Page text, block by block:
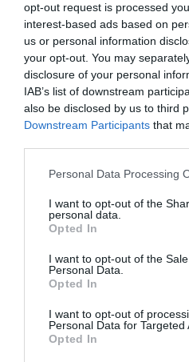
opt-out request is processed
interest-based ads based on
us or personal information
your opt-out. You may
disclosure of your personal
IAB’s list of downstream
also be disclosed by us to third
Downstream Participants that
Please note that this website/
not limited to your visit or usage
grant or deny consent to
use your data for below
consent section.
Personal Data Processing
I want to opt-out of the
personal data.
Opted In
I want to opt-out of the
Personal Data.
Opted In
I want to opt-out of
Personal Data for Targeted
Opted In
βρίσκεται ήδη σε
έχοντας ενσωματώσει
Μάλιστα ως το τέλος
πως θα έχει φτάσει ή
με τον συνολικό
αγγίζει το 1
συναλλακτικές
δημιούργησε τη νέα
καταστήματα